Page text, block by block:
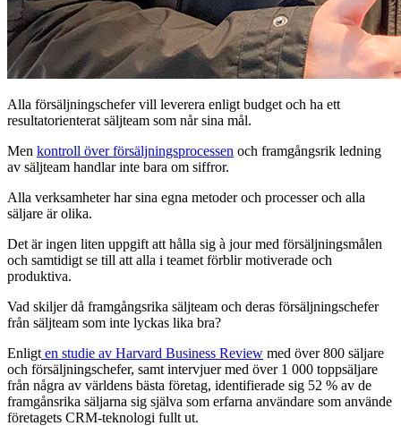
Alla försäljningschefer vill leverera enligt budget och ha ett
resultatorienterat säljteam som når sina mål.
Men kontroll över försäljningsprocessen och framgångsrik ledning
av säljteam handlar inte bara om siffror.
Alla verksamheter har sina egna metoder och processer och alla
säljare är olika.
Det är ingen liten uppgift att hålla sig à jour med försäljningsmålen
och samtidigt se till att alla i teamet förblir motiverade och
produktiva.
Vad skiljer då framgångsrika säljteam och deras försäljningschefer
från säljteam som inte lyckas lika bra?
Enligt en studie av Harvard Business Review med över 800 säljare
och försäljningschefer, samt intervjuer med över 1 000 toppsäljare
från några av världens bästa företag, identifierade sig 52 % av de
framgånsrika säljarna sig själva som erfarna användare som använde
företagets CRM-teknologi fullt ut.